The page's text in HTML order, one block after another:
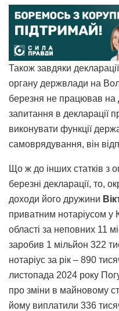
Також завдяки
органу держвлади на
березня не працював
запитання в декларації
виконувати функції
самоврядування, він
Що ж до інших статків з
березні декларації, то,
доходи його дружини
приватним нотаріусом у
області за неповних 11
заробив 1 мільйон 322
нотаріус за рік – 890
листопада 2024 року
про зміни в майновому
йому виплатили 336